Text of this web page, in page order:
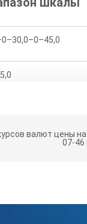
валют цены
07-46